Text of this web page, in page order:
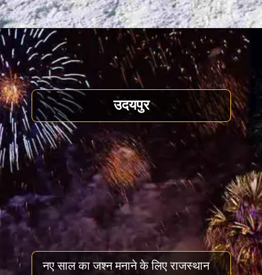
उदयपुर
नए साल का जश्न मनाने के लिए राजस्थान